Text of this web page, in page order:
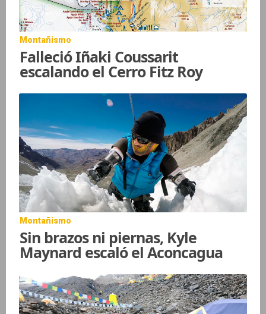
Montañismo
Falleció Iñaki Coussarit
escalando el Cerro Fitz Roy
Montañismo
Sin brazos ni piernas, Kyle
Maynard escaló el Aconcagua